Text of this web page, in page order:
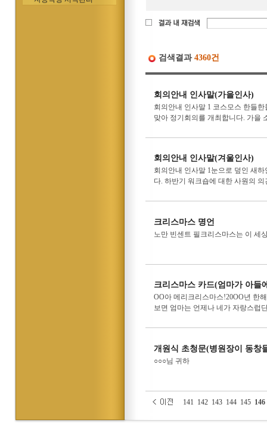
검색결과 4360건
회의안내 인사말(가을인사)
회의안내 인사말 1 코스모스 한들
맞아 정기회의를 개최합니다. 가을
회의안내 인사말(겨울인사)
회의안내 인사말 1눈으로 덮인 새
다. 하반기 워크숍에 대한 사원의
크리스마스 명언
노만 빈센트 필크리스마스는 이 세
크리스마스 카드(엄마가 아들
OO아 메리크리스마스!20OO년 한
보면 엄마는 언제나 네가 자랑스럽
개원식 초청문(병원장이 동창
○○○님 귀하
141 142 143 144 145 146